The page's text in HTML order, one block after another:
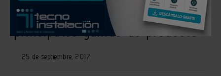
los socios de COARCO sus
principales gamas de producto
25 de septiembre, 2017